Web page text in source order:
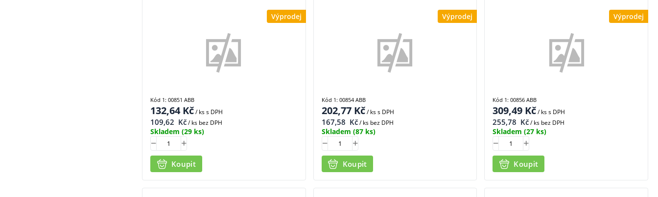
Výprodej
132,64Kč/ kss DPH
109,62 Kč/ ks bez DPH
Skladem (29 ks)
Koupit
Kód 1: 00851 ABB
Výprodej
202,77Kč/ kss DPH
167,58 Kč/ ks bez DPH
Skladem (87 ks)
Koupit
Kód 1: 00854 ABB
Výprodej
309,49 Kč/ kss DPH
255,78 Kč/ ks bez DPH
Skladem (27 ks)
Koupit
Kód 1: 00856 ABB